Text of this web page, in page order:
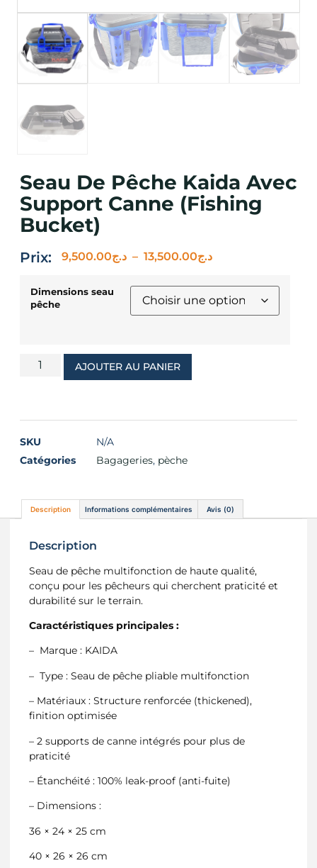
Seau De Pêche Kaida Avec
Support Canne (Fishing
Bucket)
Prix: د.ج9,500.00 – د.ج13,500.00
Dimensions seau
pêche
AJOUTER AU PANIER
SKU
N/A
Catégories
Bagageries, pèche
Description Informations complémentaires Avis (0)
Description
Seau de pêche multifonction de haute qualité,
conçu pour les pêcheurs qui cherchent praticité et
durabilité sur le terrain.
Caractéristiques principales :
– Marque : KAIDA
– Type : Seau de pêche pliable multifonction
– Matériaux : Structure renforcée (thickened),
finition optimisée
– 2 supports de canne intégrés pour plus de
praticité
– Étanchéité : 100% leak-proof (anti-fuite)
– Dimensions :
36 × 24 × 25 cm
40 × 26 × 26 cm